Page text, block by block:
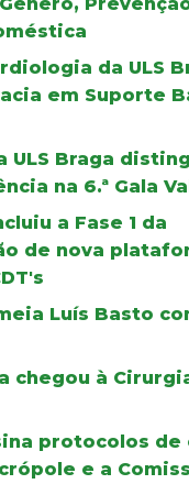
da ULS
em Suporte
ULS Braga
na 6.ª Gala
a Fase 1 da
de nova
Luís Basto
chegou à
protocolos de
e a